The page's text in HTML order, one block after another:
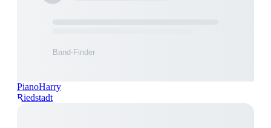
PianoHarry
Riedstadt